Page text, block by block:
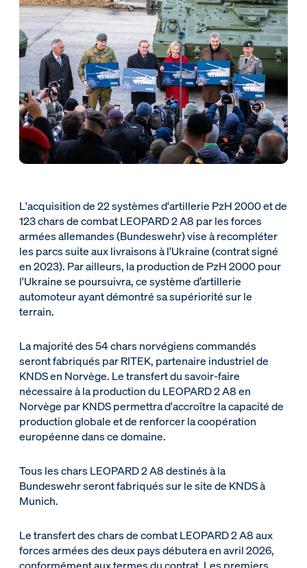
L'acquisition de 22 systèmes d‘artillerie PzH 2000 et de
123 chars de combat LEOPARD 2 A8 par les forces
armées allemandes (Bundeswehr) vise à recompléter
les parcs suite aux livraisons à l'Ukraine (contrat signé
en 2023). Par ailleurs, la production de PzH 2000 pour
l'Ukraine se poursuivra, ce système d’artillerie
automoteur ayant démontré sa supériorité sur le
terrain.
La majorité des 54 chars norvégiens commandés
seront fabriqués par RITEK, partenaire industriel de
KNDS en Norvège. Le transfert du savoir-faire
nécessaire à la production du LEOPARD 2 A8 en
Norvège par KNDS permettra d'accroître la capacité de
production globale et de renforcer la coopération
européenne dans ce domaine.
Tous les chars LEOPARD 2 A8 destinés à la
Bundeswehr seront fabriqués sur le site de KNDS à
Munich.
Le transfert des chars de combat LEOPARD 2 A8 aux
forces armées des deux pays débutera en avril 2026,